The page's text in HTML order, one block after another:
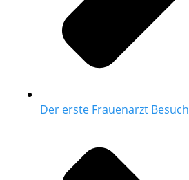
Der erste Frauenarzt Besuch